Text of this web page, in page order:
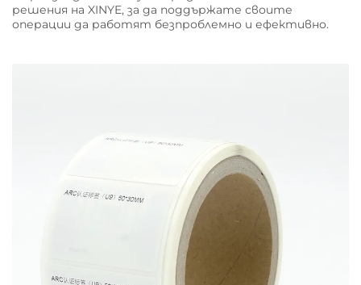
решения на XINYE, за да поддържате своите
операции да работят безпроблемно и ефективно.